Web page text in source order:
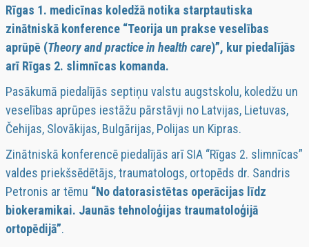
Rīgas 1. medicīnas koledžā notika starptautiska
zinātniskā konference “Teorija un prakse veselības
aprūpē (Theory and practice in health care)”, kur piedalījās
arī Rīgas 2. slimnīcas komanda.
Pasākumā piedalījās septiņu valstu augstskolu, koledžu un
veselības aprūpes iestāžu pārstāvji no Latvijas, Lietuvas,
Čehijas, Slovākijas, Bulgārijas, Polijas un Kipras.
Zinātniskā konferencē piedalījās arī SIA “Rīgas 2. slimnīcas”
valdes priekšsēdētājs, traumatologs, ortopēds dr. Sandris
Petronis ar tēmu “No datorasistētas operācijas līdz
biokeramikai. Jaunās tehnoloģijas traumatoloģijā
ortopēdijā”. ​